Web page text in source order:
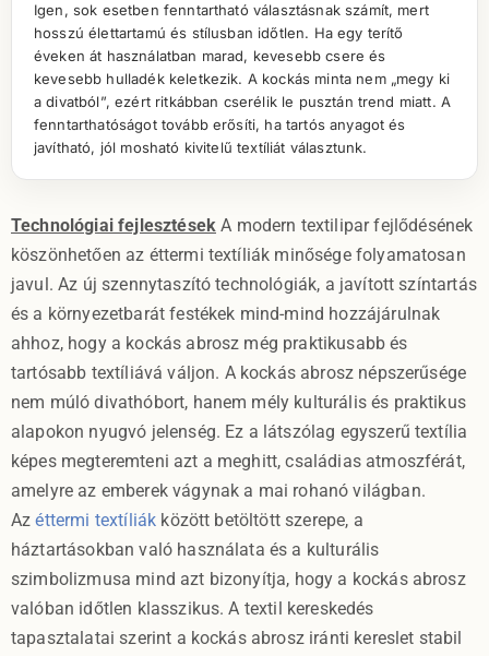
Igen, sok esetben fenntartható választásnak számít, mert
hosszú élettartamú és stílusban időtlen. Ha egy terítő
éveken át használatban marad, kevesebb csere és
kevesebb hulladék keletkezik. A kockás minta nem „megy ki
a divatból”, ezért ritkábban cserélik le pusztán trend miatt. A
fenntarthatóságot tovább erősíti, ha tartós anyagot és
javítható, jól mosható kivitelű textíliát választunk.
Technológiai fejlesztések A modern textilipar fejlődésének
köszönhetően az éttermi textíliák minősége folyamatosan
javul. Az új szennytaszító technológiák, a javított színtartás
és a környezetbarát festékek mind-mind hozzájárulnak
ahhoz, hogy a kockás abrosz még praktikusabb és
tartósabb textíliává váljon. A kockás abrosz népszerűsége
nem múló divathóbort, hanem mély kulturális és praktikus
alapokon nyugvó jelenség. Ez a látszólag egyszerű textília
képes megteremteni azt a meghitt, családias atmoszférát,
amelyre az emberek vágynak a mai rohanó világban.
Azéttermi textíliák között betöltött szerepe, a
háztartásokban való használata és a kulturális
szimbolizmusa mind azt bizonyítja, hogy a kockás abrosz
valóban időtlen klasszikus. A textil kereskedés
tapasztalatai szerint a kockás abrosz iránti kereslet stabil